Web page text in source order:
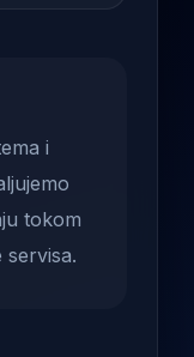
i
tokom
servisa.